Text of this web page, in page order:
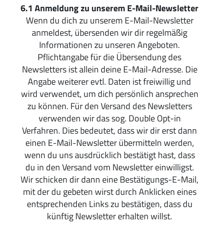
6.1 Anmeldung zu unserem E-Mail-Newsletter
Wenn du dich zu unserem E-Mail-Newsletter
anmeldest, übersenden wir dir regelmäßig
Informationen zu unseren Angeboten.
Pflichtangabe für die Übersendung des
Newsletters ist allein deine E-Mail-Adresse. Die
Angabe weiterer evtl. Daten ist freiwillig und
wird verwendet, um dich persönlich ansprechen
zu können. Für den Versand des Newsletters
verwenden wir das sog. Double Opt-in
Verfahren. Dies bedeutet, dass wir dir erst dann
einen E-Mail-Newsletter übermitteln werden,
wenn du uns ausdrücklich bestätigt hast, dass
du in den Versand vom Newsletter einwilligst.
Wir schicken dir dann eine Bestätigungs-E-Mail,
mit der du gebeten wirst durch Anklicken eines
entsprechenden Links zu bestätigen, dass du
künftig Newsletter erhalten willst.